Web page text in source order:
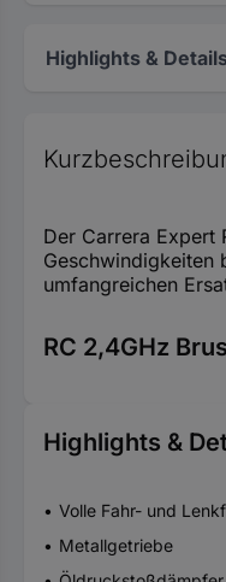
Highlights &
Der Carrera Expert
Geschwindigkeiten
umfangreichen
RC 2,4GHz
Highlights &
Volle Fahr- und
Metallgetriebe